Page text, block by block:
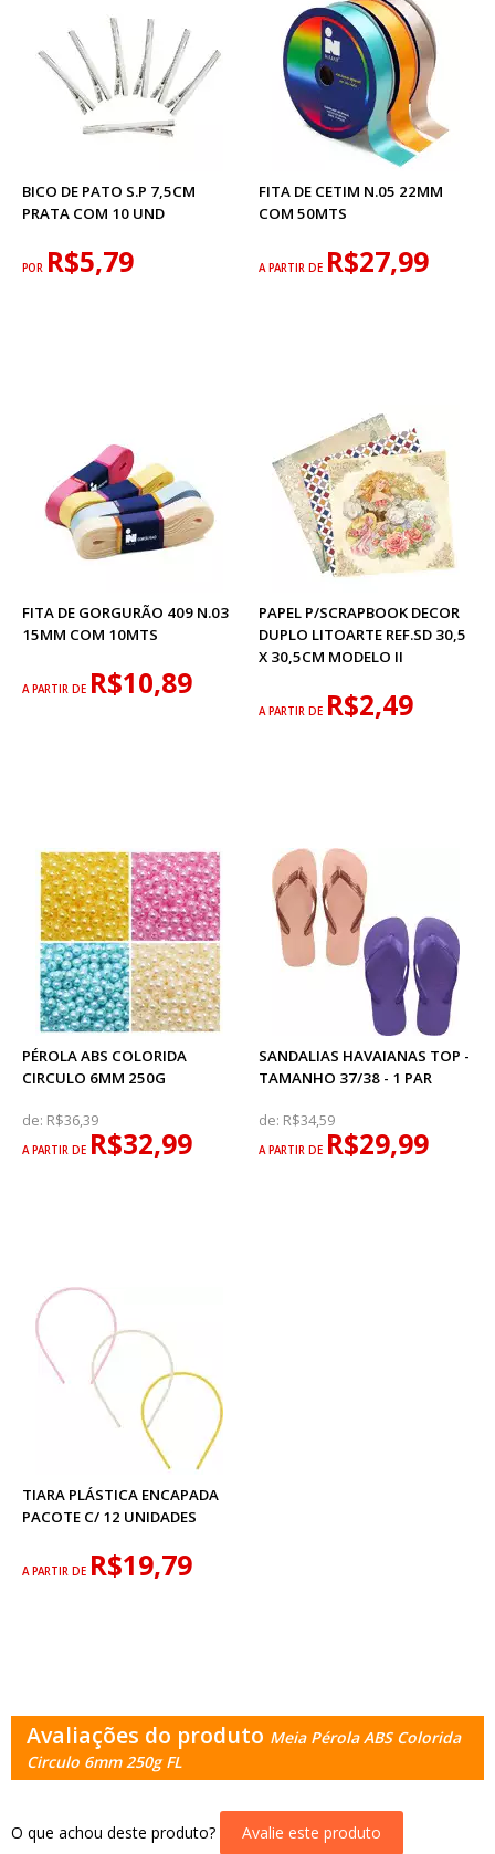
BICO DE PATO S.P 7,5CM
PRATA COM 10 UND
POR R$5,79
FITA DE CETIM N.05 22MM
COM 50MTS
A PARTIR DE R$27,99
FITA DE GORGURÃO 409 N.03
15MM COM 10MTS
A PARTIR DE R$10,89
PAPEL P/SCRAPBOOK DECOR
DUPLO LITOARTE REF.SD 30,5
X 30,5CM MODELO II
A PARTIR DE R$2,49
PÉROLA ABS COLORIDA
CIRCULO 6MM 250G
de: R$36,39
A PARTIR DE R$32,99
SANDALIAS HAVAIANAS TOP -
TAMANHO 37/38 - 1 PAR
de: R$34,59
A PARTIR DE R$29,99
TIARA PLÁSTICA ENCAPADA
PACOTE C/ 12 UNIDADES
A PARTIR DE R$19,79
Avaliações do produto Meia Pérola ABS Colorida
Circulo 6mm 250g FL
O que achou deste produto? Avalie este produto